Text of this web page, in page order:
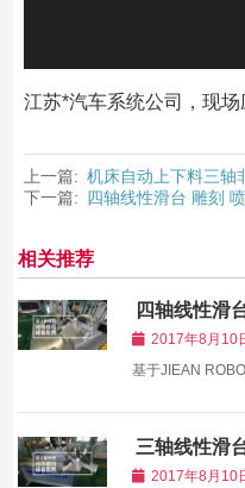
江苏*汽车系统公司，现场
上一篇: 机床自动上下料三轴
下一篇: 四轴线性滑台 雕刻
相关推荐
四轴线性滑
2017年8月10
基于JIEAN
三轴线性滑
用视频】
2017年8月10